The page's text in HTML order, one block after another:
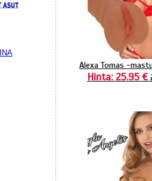
Alexa Tomas -
Hinta: 25.95 €